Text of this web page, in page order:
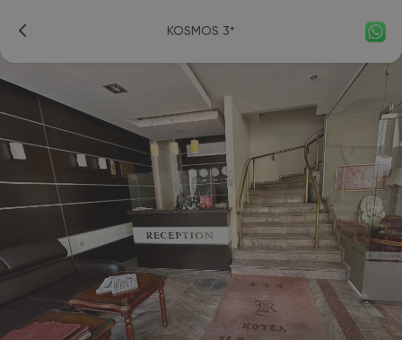
KOSMOS 3*